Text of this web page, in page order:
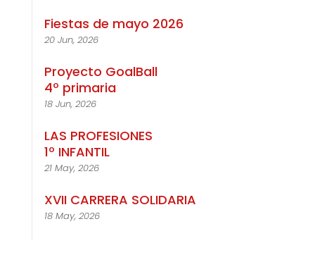
Fiestas de mayo 2026
20 Jun, 2026
Proyecto GoalBall
4º primaria
18 Jun, 2026
LAS PROFESIONES
1º INFANTIL
21 May, 2026
XVII CARRERA SOLIDARIA
18 May, 2026